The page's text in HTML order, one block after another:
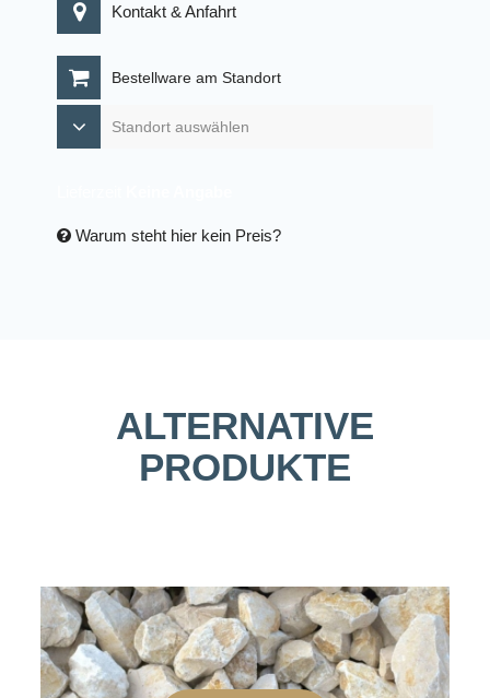
Kontakt & Anfahrt
Bestellware am Standort
Warum steht hier kein Preis?
ALTERNATIVE
PRODUKTE